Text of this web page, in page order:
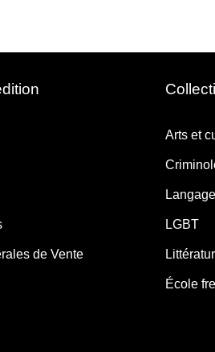
de Vente
Arts et
Langage
LGBT
École